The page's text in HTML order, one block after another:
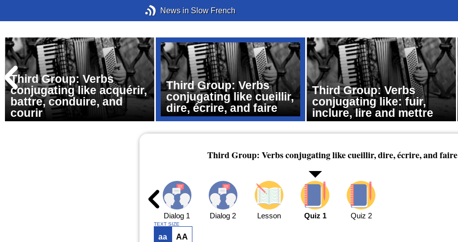
News in Slow French
Third Group: Verbs
conjugating like acquérir,
battre, conduire, and
courir
Third Group: Verbs
conjugating like cueillir,
dire, écrire, and faire
Third Group: Verbs
conjugating like: fuir,
inclure, lire and mettre
Third Group: Verbs conjugating like cueillir, dire, écrire, and faire
Dialog 1 Dialog 2 Lesson Quiz 1 Quiz 2
TEXT SIZE
aa AA